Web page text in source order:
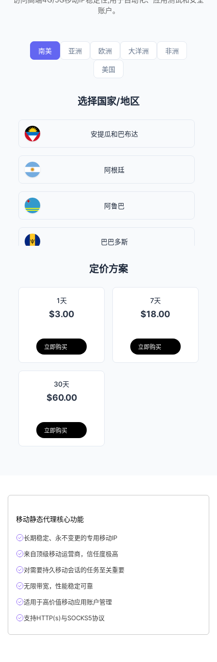
账户。
南美 亚洲 欧洲 大洋洲 非洲
美国
选择国家/地区
安提瓜和巴布达
阿根廷
阿鲁巴
巴巴多斯
智利
哥斯达黎加
古巴
库拉索岛
定价方案
1天
$3.00
立即购买
7天
$18.00
立即购买
30天
$60.00
立即购买
移动静态代理核心功能
长期稳定、永不变更的专用移动IP
来自顶级移动运营商，信任度极高
对需要持久移动会话的任务至关重要
无限带宽，性能稳定可靠
适用于高价值移动应用账户管理
支持HTTP(s)与SOCKS5协议